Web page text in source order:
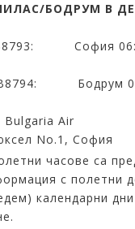
БОДРУМ В
София
Бодрум
Bulgaria Air
No.1, София
часове са
с полетни
календарни